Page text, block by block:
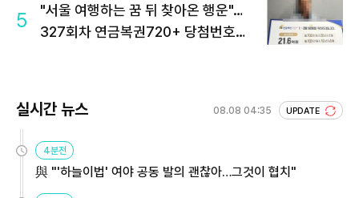
5
"서울 여행하는 꿈 뒤 찾아온 행운"…
327회차 연금복권720+ 당첨번호조
실시간 뉴스 08.08 04:35 UPDATE
4분전
與 "'하늘이법' 여야 공동 발의 괜찮아…그것이 협치"